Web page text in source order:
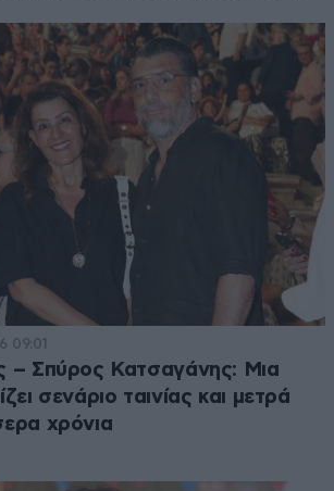
09:01
– Σπύρος Κατσαγάνης: Μια
σενάριο ταινίας και μετρά
χρόνια